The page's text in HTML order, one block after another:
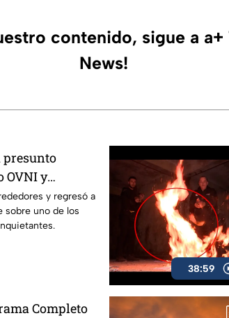
contenido, sigue a
News!
presunto
OVNI y
y regresó a
sobre uno de los
38:59
Completo